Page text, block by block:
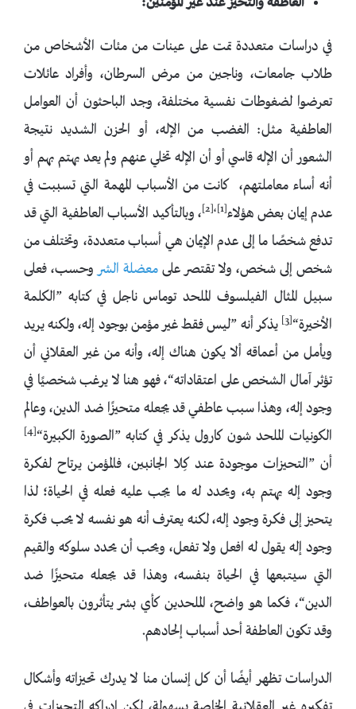
في دراسات متعددة تمت على عينات من مئات الأشخاص من
طلاب جامعات، وناجين من مرض السرطان، وأفراد عائلات
تعرضوا لضغوطات نفسية مختلفة، وجد الباحثون أن العوامل
العاطفية مثل: الغضب من الإله، أو الحزن الشديد نتيجة
الشعور أن الإله قاسي أو أن الإله تخلي عنهم ولم يعد يهتم بهم أو
أنه أساء معاملتهم، كانت من الأسباب المهمة التي تسببت في
عدم إيمان بعض هؤلاء[1]،[2]
، وبالتأكيد الأسباب العاطفية التي قد
تدفع شخصًا ما إلى عدم الإيمان هي أسباب متعددة، وتختلف من
شخص إلى شخص، ولا تقتصر على معضلة الشروحسب، فعلى
سبيل المثال الفيلسوف الملحد توماس ناجل في كتابه ”الكلمة
الأخيرة“[3]
يذكر أنه ”ليس فقط غير مؤمن بوجود إله، ولكنه يريد
ويأمل من أعماقه ألا يكون هناك إله، وأنه من غير العقلاني أن
تؤثر آمال الشخص على اعتقاداته“، فهو هنا لا يرغب شخصيًا في
وجود إله، وهذا سبب عاطفي قد يجعله متحيزًا ضد الدين، وعالم
الكونيات الملحد شون كارول يذكر في كتابه ”الصورة الكبيرة“[4]
أن ”التحيزات موجودة عند كِلا الجانبين، فالمؤمن يرتاح لفكرة
وجود إله يهتم به، ويحدد له ما يجب عليه فعله في الحياة؛ لذا
يتحيز إلى فكرة وجود إله، لكنه يعترف أنه هو نفسه لا يحب فكرة
وجود إله يقول له افعل ولا تفعل، ويحب أن يحدد سلوكه والقيم
التي سيتبعها في الحياة بنفسه، وهذا قد يجعله متحيزًا ضد
الدين“، فكما هو واضح، الملحدين كأي بشر يتأثرون بالعواطف،
وقد تكون العاطفة أحد أسباب إلحادهم.
الدراسات تظهر أيضًا أن كل إنسان منا لا يدرك تحيزاته وأشكال